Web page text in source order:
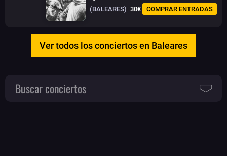
(BALEARES) 30€ COMPRAR ENTRADAS
Ver todos los conciertos en Baleares
Buscar conciertos